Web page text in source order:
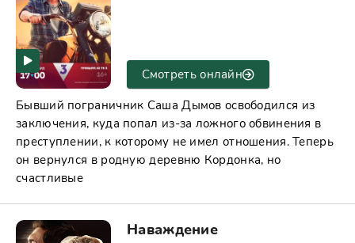
Бывший пограничник Саша Дымов освободился из
заключения, куда попал из-за ложного обвинения в
преступлении, к которому не имел отношения. Теперь
он вернулся в родную деревню Кордонка, но
счастливые
Смотреть онлайн
Наваждение